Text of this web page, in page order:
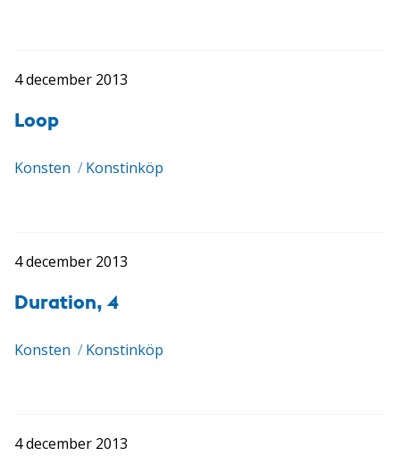
4 december 2013
Loop
Konsten / Konstinköp
4 december 2013
Duration, 4
Konsten / Konstinköp
4 december 2013